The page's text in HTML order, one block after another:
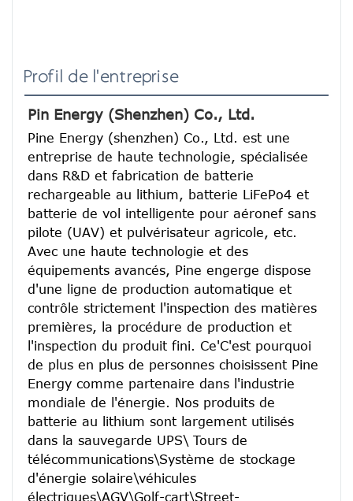
Profil de l'entreprise
Pin Energy (Shenzhen) Co., Ltd.
Pine Energy (shenzhen) Co., Ltd. est une
entreprise de haute technologie, spécialisée
dans R&D et fabrication de batterie
rechargeable au lithium, batterie LiFePo4 et
batterie de vol intelligente pour aéronef sans
pilote (UAV) et pulvérisateur agricole, etc.
Avec une haute technologie et des
équipements avancés, Pine engerge dispose
d'une ligne de production automatique et
contrôle strictement l'inspection des matières
premières, la procédure de production et
l'inspection du produit fini. Ce'C'est pourquoi
de plus en plus de personnes choisissent Pine
Energy comme partenaire dans l'industrie
mondiale de l'énergie. Nos produits de
batterie au lithium sont largement utilisés
dans la sauvegarde UPS\ Tours de
télécommunications\Système de stockage
d'énergie solaire\véhicules
électriques\AGV\Golf-cart\Street-